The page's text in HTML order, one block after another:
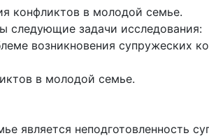
конфликтов в молодой семье.
следующие задачи исследования:
возникновения супружеских
в молодой семье.
является неподготовленность